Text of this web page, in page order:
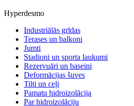
Hyperdesmo
Industriālās grīdas
Terases un balkoni
Jumti
Stadioni un sporta laukumi
Rezervuāri un baseini
Deformācijas šuves
Tilti un ceļi
Pamatu hidroizolācija
Par hidroizolāciju